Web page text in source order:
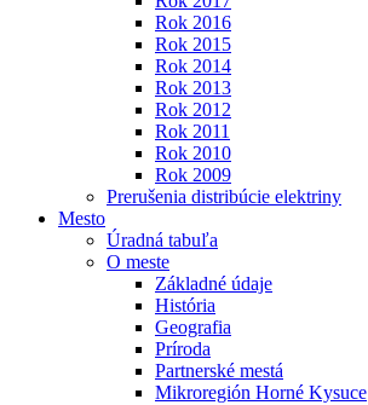
Rok 2016
Rok 2015
Rok 2014
Rok 2013
Rok 2012
Rok 2011
Rok 2010
Rok 2009
Prerušenia distribúcie elektriny
Mesto
Úradná tabuľa
O meste
Základné údaje
História
Geografia
Príroda
Partnerské mestá
Mikroregión Horné Kysuce